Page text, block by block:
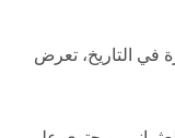
في التاريخ، تعرض